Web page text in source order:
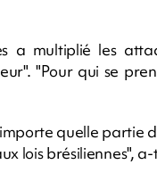
a multiplié les
"Pour qui se
quelle partie
lois brésiliennes",